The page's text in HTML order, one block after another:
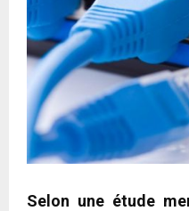
Selon une étude